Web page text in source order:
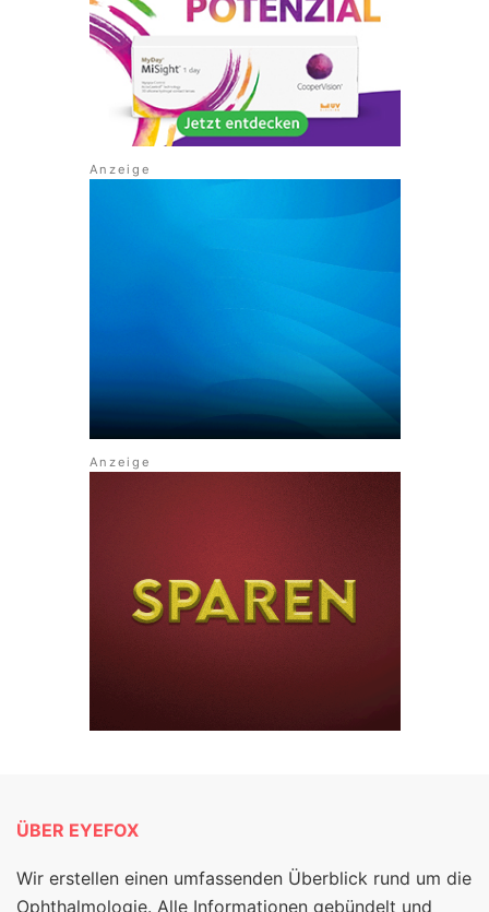
ÜBER EYEFOX
Wir erstellen einen umfassenden Überblick rund um die
Ophthalmologie. Alle Informationen gebündelt und